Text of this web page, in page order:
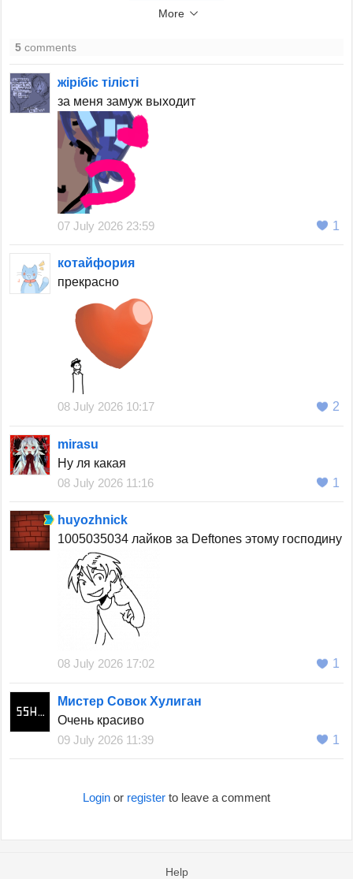
More
5 comments
жiрiбiс тiлiстi
за меня замуж выходит
07 July 2026 23:59 1
котайфория
прекрасно
08 July 2026 10:17 2
mirasu
Ну ля какая
08 July 2026 11:16
1
huyozhnick
1005035034 лайков за Deftones этому господину
08 July 2026 17:02 1
Мистер Совок Хулиган
Очень красиво
09 July 2026 11:39
1
Loginor registerto leave a comment
Help